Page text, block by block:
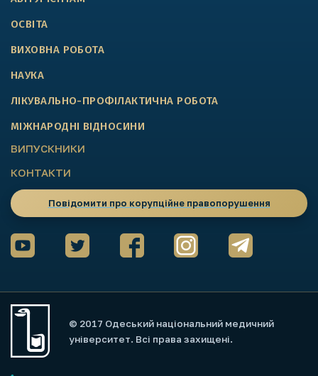
ОСВІТА
ВИХОВНА РОБОТА
НАУКА
ЛІКУВАЛЬНО-ПРОФІЛАКТИЧНА РОБОТА
МІЖНАРОДНІ ВІДНОСИНИ
ВИПУСКНИКИ
КОНТАКТИ
Повідомити про корупційне правопорушення
© 2017 Одеський національний медичний
університет. Всі права захищені.